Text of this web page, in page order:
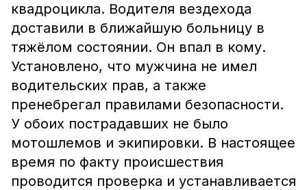
квадроцикла. Водителя вездехода
доставили в ближайшую больницу в
тяжёлом состоянии. Он впал в кому.
Установлено, что мужчина не имел
водительских прав, а также
пренебрегал правилами безопасности.
У обоих пострадавших не было
мотошлемов и экипировки. В настоящее
время по факту происшествия
проводится проверка и устанавливается